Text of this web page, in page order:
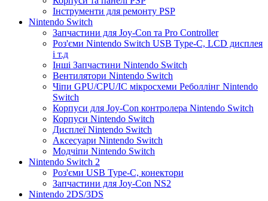
Інструменти для ремонту PSP
Nintendo Switch
Запчастини для Joy-Con та Pro Controller
Роз'єми Nintendo Switch USB Type-C, LCD дисплея
і т.д
Інші Запчастини Nintendo Switch
Вентилятори Nintendo Switch
Чіпи GPU/CPU/IC мікросхеми Реболлінг Nintendo
Switch
Корпуси для Joy-Con контролера Nintendo Switch
Корпуси Nintendo Switch
Дисплеї Nintendo Switch
Аксесуари Nintendo Switch
Модчіпи Nintendo Switch
Nintendo Switch 2
Роз'єми USB Type-C, конектори
Запчастини для Joy-Con NS2
Nintendo 2DS/3DS